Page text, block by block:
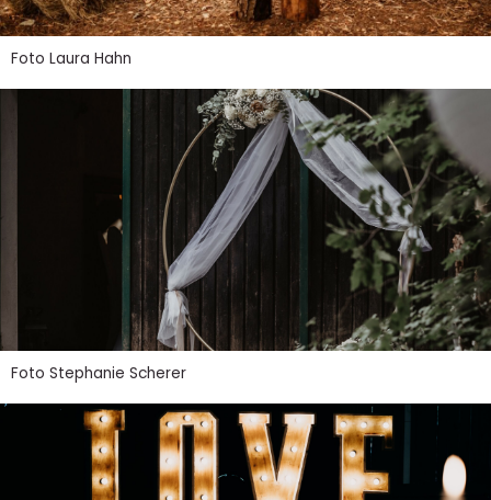
Foto Laura Hahn
Foto Stephanie Scherer